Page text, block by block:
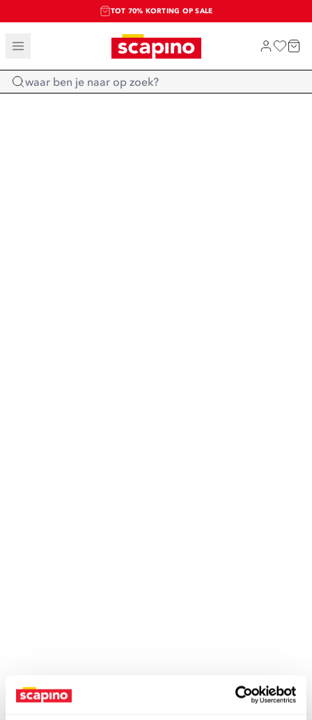
TOT 70% KORTING OP SALE
SALE: LAATSTE KANS!
SHOP NIEUW
Home